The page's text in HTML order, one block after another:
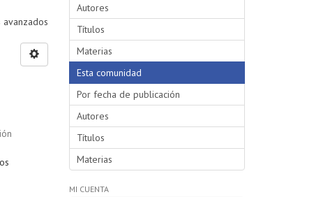
Autores
Títulos
Materias
Esta comunidad
Por fecha de publicación
Autores
Títulos
Materias
MI CUENTA